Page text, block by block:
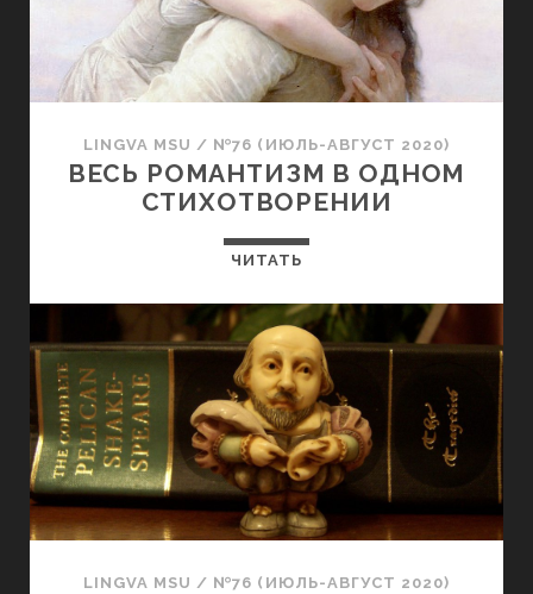
LINGVA MSU / №76 (ИЮЛЬ-АВГУСТ 2020)
ВЕСЬ РОМАНТИЗМ В ОДНОМ
СТИХОТВОРЕНИИ
ЧИТАТЬ
LINGVA MSU / №76 (ИЮЛЬ-АВГУСТ 2020)